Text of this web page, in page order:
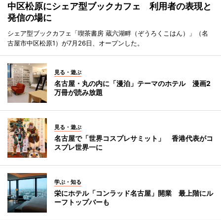
中区松原にシェア型ブックカフェ 利用者の表現と
発信の場に
シェア型ブックカフェ「喫茶書房 蔵六湖畔（ぞうろくこはん）」（名
古屋市中区松原1）が7月26日、オープンした。
見る・遊ぶ
名古屋・丸の内に「漫泊」テーマのホテル 漫画2
万冊が読み放題
見る・遊ぶ
名古屋で「世界コスプレサミット」 香港代表がコ
スプレ世界一に
学ぶ・知る
栄にホテル「コンラッド名古屋」開業 最上階にル
ーフトップバーも